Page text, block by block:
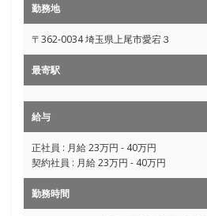
勤務地
〒362-0034 埼玉県上尾市愛宕３
最寄駅
給与
正社員 : 月給 23万円 - 40万円
契約社員 : 月給 23万円 - 40万円
勤務時間